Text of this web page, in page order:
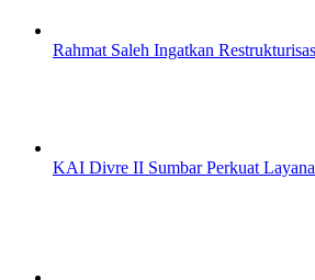
Rahmat Saleh Ingatkan
KAI Divre II Sumbar Perkuat